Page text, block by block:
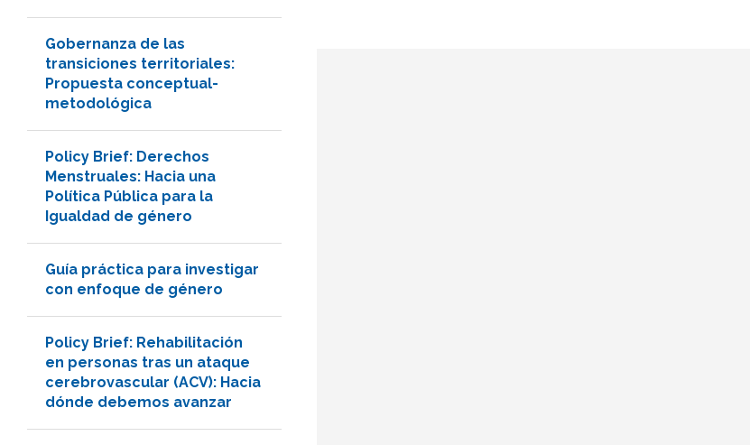
Gobernanza de las
transiciones territoriales:
Propuesta conceptual-
metodológica
Policy Brief: Derechos
Menstruales: Hacia una
Política Pública para la
Igualdad de género
Guía práctica para investigar
con enfoque de género
Policy Brief: Rehabilitación
en personas tras un ataque
cerebrovascular (ACV): Hacia
dónde debemos avanzar